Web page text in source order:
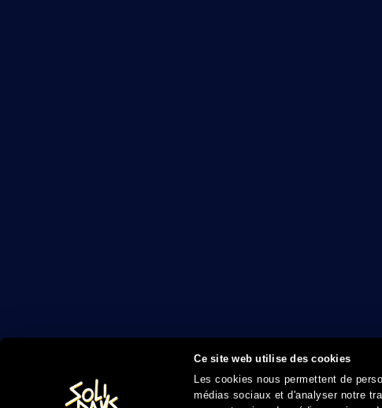
Ce site web utilise des cookies
Les cookies nous permettent de
médias sociaux et d'analyser notre